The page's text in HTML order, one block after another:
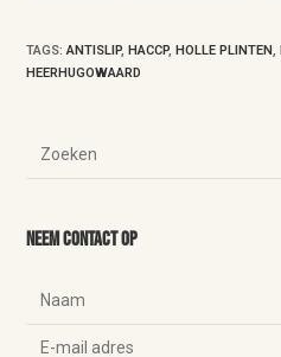
TAGS:ANTISLIP, HACCP, HOLLE PLINTEN,
HEERHUGOWAARD
Neem contact op